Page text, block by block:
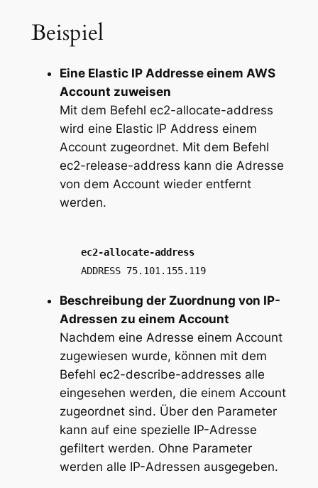
Beispiel
Eine Elastic IP Addresse einem AWS
Account zuweisen
Mit dem Befehl ec2-allocate-address
wird eine Elastic IP Address einem
Account zugeordnet. Mit dem Befehl
ec2-release-address kann die Adresse
von dem Account wieder entfernt
werden.
ec2-allocate-address
ADDRESS 75.101.155.119
Beschreibung der Zuordnung von IP-
Adressen zu einem Account
Nachdem eine Adresse einem Account
zugewiesen wurde, können mit dem
Befehl ec2-describe-addresses alle
eingesehen werden, die einem Account
zugeordnet sind. Über den Parameter
kann auf eine spezielle IP-Adresse
gefiltert werden. Ohne Parameter
werden alle IP-Adressen ausgegeben.